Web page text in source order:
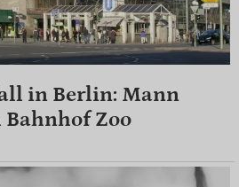
in Berlin: Mann
Zoo